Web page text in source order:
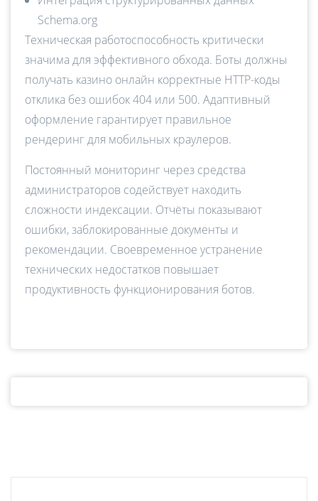
Schema.org
Техническая работоспособность критически
значима для эффективного обхода. Боты должны
получать казино онлайн корректные HTTP-коды
отклика без ошибок 404 или 500. Адаптивный
оформление гарантирует правильное
рендеринг для мобильных краулеров.
Постоянный мониторинг через средства
администраторов содействует находить
сложности индексации. Отчёты показывают
ошибки, заблокированные документы и
рекомендации. Своевременное устранение
технических недостатков повышает
продуктивность функционирования ботов.